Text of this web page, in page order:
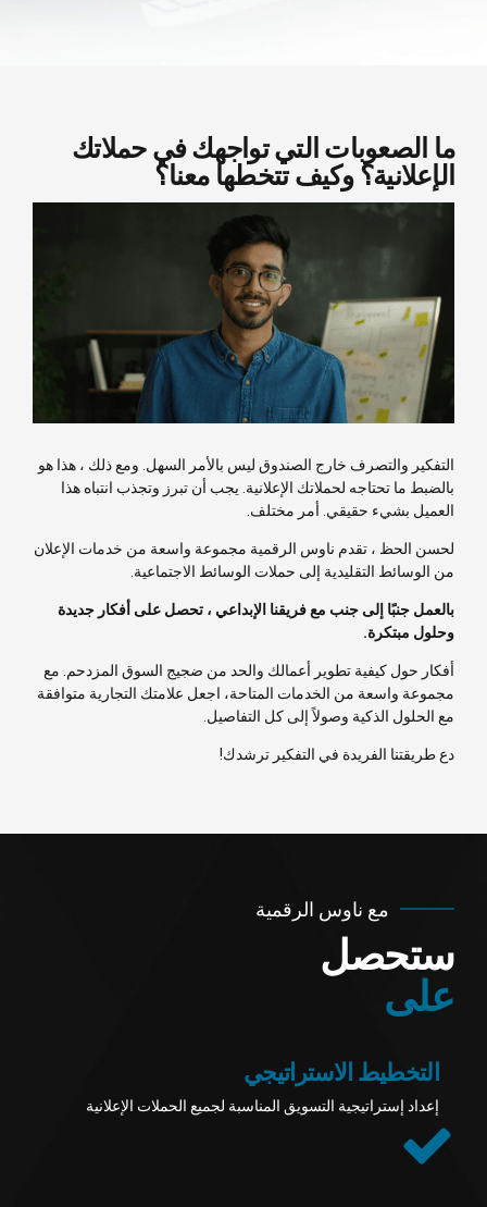
ما الصعوبات التي تواجهك في حملاتك
الإعلانية؟ وكيف تتخطها معنا؟
التفكير والتصرف خارج الصندوق ليس بالأمر السهل. ومع ذلك ، هذا هو
بالضبط ما تحتاجه لحملاتك الإعلانية. يجب أن تبرز وتجذب انتباه هذا
العميل بشيء حقيقي. أمر مختلف.
لحسن الحظ ، تقدم ناوس الرقمية مجموعة واسعة من خدمات الإعلان
من الوسائط التقليدية إلى حملات الوسائط الاجتماعية.
بالعمل جنبًا إلى جنب مع فريقنا الإبداعي ، تحصل على أفكار جديدة
وحلول مبتكرة.
أفكار حول كيفية تطوير أعمالك والحد من ضجيج السوق المزدحم. مع
مجموعة واسعة من الخدمات المتاحة، اجعل علامتك التجارية متوافقة
مع الحلول الذكية وصولاً إلى كل التفاصيل.
دع طريقتنا الفريدة في التفكير ترشدك!
مع ناوس الرقمية
ستحصل
على
التخطيط الاستراتيجي
إعداد إستراتيجية التسويق المناسبة لجميع الحملات الإعلانية